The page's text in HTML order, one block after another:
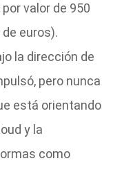
valor de 950
euros).
la dirección de
pero nunca
está orientando
y la
como